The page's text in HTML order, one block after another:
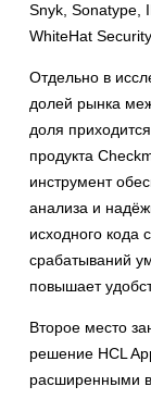
Snyk, Sonatype,
WhiteHat
Отдельно в
долей рынка
доля
продукта
инструмент
анализа и
исходного кода
срабатываний
повышает
Второе место
решение HCL
расширенными